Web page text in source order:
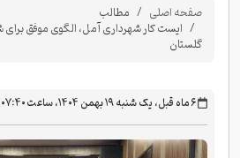
صفحه اصلی مطالب
ایست کار شهرداری آمل، الگوی موفق برای
گلستان
‫۶ ماه قبل، یک شنبه ۱۹ بهمن ۱۴۰۴، ساعت ۰۷:۴۰